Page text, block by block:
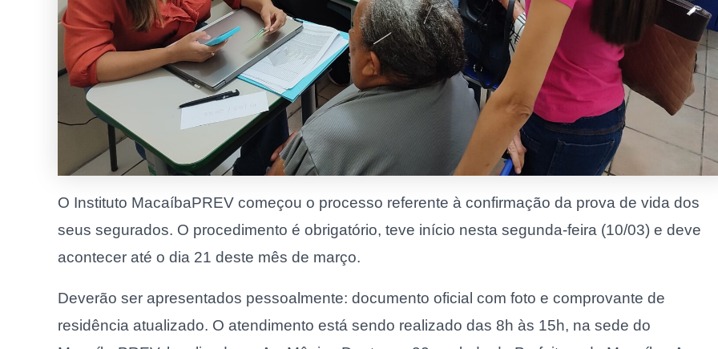
O Instituto MacaíbaPREV começou o processo referente à confirmação da prova de vida dos
seus segurados. O procedimento é obrigatório, teve início nesta segunda-feira (10/03) e deve
acontecer até o dia 21 deste mês de março.
Deverão ser apresentados pessoalmente: documento oficial com foto e comprovante de
residência atualizado. O atendimento está sendo realizado das 8h às 15h, na sede do